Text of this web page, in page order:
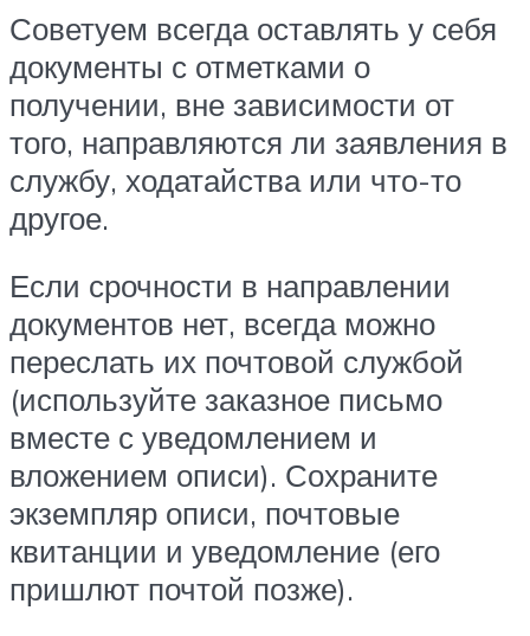
Советуем всегда оставлять у себя
документы с отметками о
получении, вне зависимости от
того, направляются ли заявления в
службу, ходатайства или что-то
другое.
Если срочности в направлении
документов нет, всегда можно
переслать их почтовой службой
(используйте заказное письмо
вместе с уведомлением и
вложением описи). Сохраните
экземпляр описи, почтовые
квитанции и уведомление (его
пришлют почтой позже).